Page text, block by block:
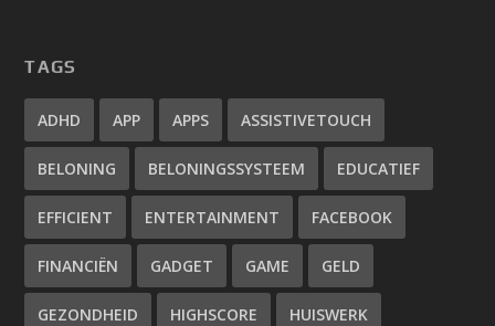
TAGS
ADHD APP APPS ASSISTIVETOUCH
BELONING BELONINGSSYSTEEM EDUCATIEF
EFFICIENT ENTERTAINMENT FACEBOOK
FINANCIËN GADGET GAME GELD
GEZONDHEID HIGHSCORE HUISWERK